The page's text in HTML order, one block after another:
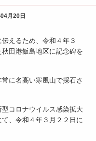
月20日
えるため、令和４年３
田港飯島地区に記念碑を
に名高い寒風山で採石さ
コロナウイルス感染拡大
、令和４年３月２２日に